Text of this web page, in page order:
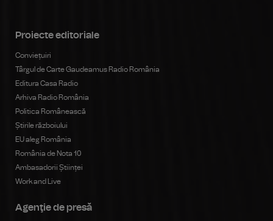
Proiecte editoriale
Conviețuiri
Târgul de Carte Gaudeamus Radio România
Editura Casa Radio
Arhiva Radio România
Politica Românească
Știrile războiului
EU aleg România
România de Nota 10
Ambasadorii Științei
Work and Live
Agenţie de presă